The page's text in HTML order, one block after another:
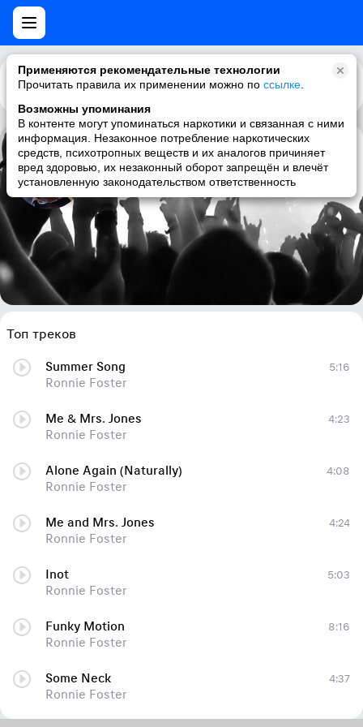
Применяются рекомендательные технологии
Прочитать правила их применении можно по ссылке
Возможны упоминания
В контенте могут упоминаться наркотики и связанная с ними
информация. Незаконное потребление наркотических
средств, психотропных веществ и их аналогов причиняет
вред здоровью, их незаконный оборот запрещён и влечёт
установленную законодательством ответственность
Каталог Рекомендации
Ronnie Foster
jazz, funk, soul, 70s
Топ треков
Summer Song
Ronnie Foster
5:16
Me & Mrs. Jones
Ronnie Foster
4:23
Alone Again (Naturally)
Ronnie Foster
4:08
Me and Mrs. Jones
Ronnie Foster
4:24
Inot
Ronnie Foster
5:03
Funky Motion
Ronnie Foster
8:16
Some Neck
Ronnie Foster
4:37